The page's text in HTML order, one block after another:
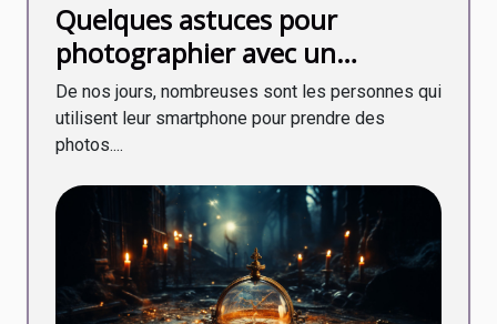
Quelques astuces pour
photographier avec un
smartphone
De nos jours, nombreuses sont les personnes qui
utilisent leur smartphone pour prendre des
photos....